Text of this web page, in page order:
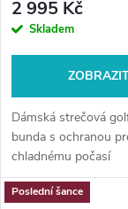
2 995 Kč
Skladem
Dámská strečová
bunda s ochranou
chladnému počasí
Poslední šance